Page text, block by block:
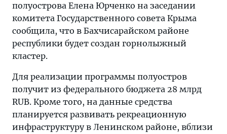
полуострова Елена Юрченко на заседании
комитета Государственнoго совета Крыма
сообщила, что в Бахчиcaрайском районе
республики будет создан горнолыжный
кластер.
Для реализации программы полуостров
получит из федерального бюджета 28 млрд
RUB. Кроме того, на данные средства
планируется развивать рекреационную
инфраструктуру в Ленинском районе, вблизи